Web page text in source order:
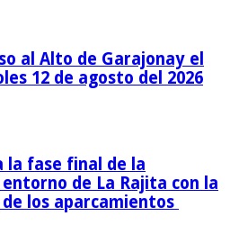
al Alto de Garajonay el
12 de agosto del 2026
la fase final de la
de La Rajita con la
los aparcamientos